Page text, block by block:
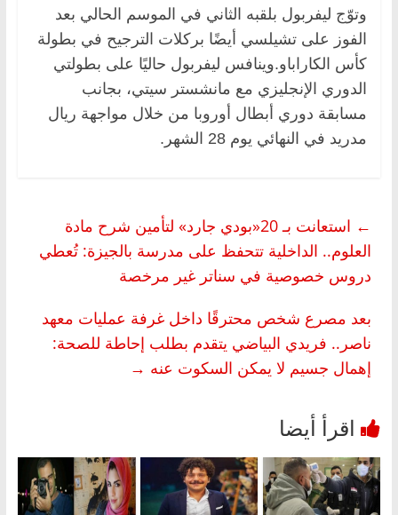
وتوّج ليفربول بلقبه الثاني في الموسم الحالي بعد
الفوز على تشيلسي أيضًا بركلات الترجيح في بطولة
كأس الكاراباو.وينافس ليفربول حاليًا على بطولتي
الدوري الإنجليزي مع مانشستر سيتي، بجانب
مسابقة دوري أبطال أوروبا من خلال مواجهة ريال
مدريد في النهائي يوم 28 الشهر.
←
استعانت بـ 20«بودي جارد» لتأمين شرح مادة
العلوم.. الداخلية تتحفظ على مدرسة بالجيزة: تُعطي
دروس خصوصية في سناتر غير مرخصة
بعد مصرع شخص محترقًا داخل غرفة عمليات معهد
ناصر.. فريدي البياضي يتقدم بطلب إحاطة للصحة:
إهمال جسيم لا يمكن السكوت عنه →